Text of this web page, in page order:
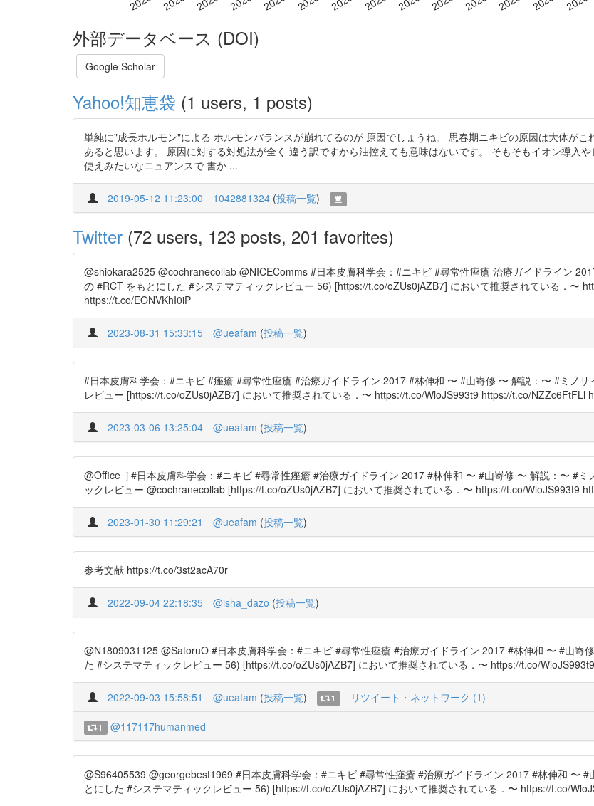
外部データベース (DOI)
Google Scholar
Yahoo!知恵袋 (1 users, 1 posts)
単純に"成長ホルモン"による ホルモンバランスが崩れてるのが 原因でしょうね。 思春期ニキビの原因は大体が
あると思います。 原因に対する対処法が全く 違う訳ですから油控えても意味はないです。 そもそもイオン導入
使えみたいなニュアンスで 書か ...
2019-05-12 11:23:00 1042881324 (投稿一覧)
Twitter (72 users, 123 posts, 201 favorites)
@shiokara2525 @cochranecollab @NICEComms #日本皮膚科学会：#ニキビ #尋常性痤瘡 治療ガイドライン
の #RCT をもとにした #システマティックレビュー 56) [https://t.co/oZUs0jAZB7] において推奨されている．〜
https://t.co/EONVKhI0iP
2023-08-31 15:33:15 @ueafam (投稿一覧)
#日本皮膚科学会：#ニキビ #痤瘡 #尋常性痤瘡 #治療ガイドライン 2017 #林伸和 〜 #山㟢修 〜 解説：〜 #ミノ
レビュー [https://t.co/oZUs0jAZB7] において推奨されている．〜 https://t.co/WloJS993t9 https://t.co/NZZc6FtFLl
2023-03-06 13:25:04 @ueafam (投稿一覧)
@Office_j #日本皮膚科学会：#ニキビ #尋常性痤瘡 #治療ガイドライン 2017 #林伸和 〜 #山㟢修 〜 解説：〜 #
ックレビュー @cochranecollab [https://t.co/oZUs0jAZB7] において推奨されている．〜 https://t.co/WloJS993t9
2023-01-30 11:29:21 @ueafam (投稿一覧)
参考文献 https://t.co/3st2acA70r
2022-09-04 22:18:35 @isha_dazo (投稿一覧)
@N1809031125 @SatoruO #日本皮膚科学会：#ニキビ #尋常性痤瘡 #治療ガイドライン 2017 #林伸和 〜 #山㟢
た #システマティックレビュー 56) [https://t.co/oZUs0jAZB7] において推奨されている．〜 https://t.co/
2022-09-03 15:58:51 @ueafam (投稿一覧) 1 リツイート・ネットワーク (1)
1 @117117humanmed
@S96405539 @georgebest1969 #日本皮膚科学会：#ニキビ #尋常性痤瘡 #治療ガイドライン 2017 #林伸和 〜
とにした #システマティックレビュー 56) [https://t.co/oZUs0jAZB7] において推奨されている．〜 https://t.co/